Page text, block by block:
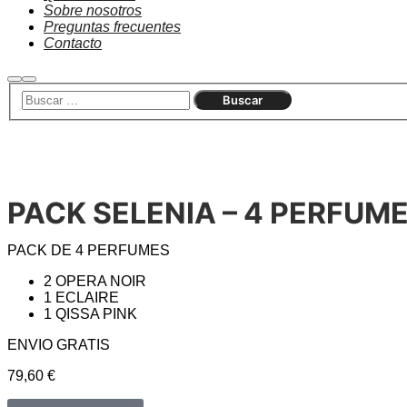
Sobre nosotros
Preguntas frecuentes
Contacto
PACK SELENIA – 4
PACK DE 4 PERFUMES
2 OPERA NOIR
1 ECLAIRE
1 QISSA PINK
ENVIO GRATIS
79,60 €